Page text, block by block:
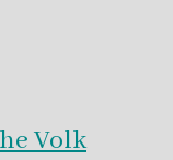
Volk